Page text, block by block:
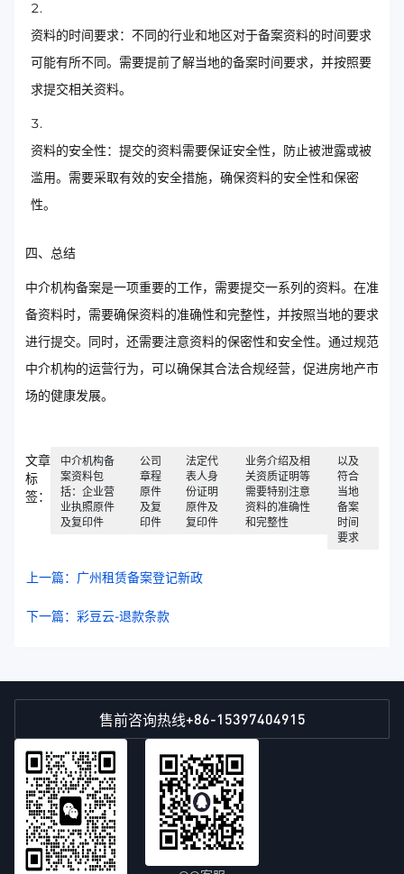
资料的时间要求：不同的行业和地区对于备案资料的时间要求
可能有所不同。需要提前了解当地的备案时间要求，并按照要
求提交相关资料。
资料的安全性：提交的资料需要保证安全性，防止被泄露或被
滥用。需要采取有效的安全措施，确保资料的安全性和保密
性。
四、总结
中介机构备案是一项重要的工作，需要提交一系列的资料。在准
备资料时，需要确保资料的准确性和完整性，并按照当地的要求
进行提交。同时，还需要注意资料的保密性和安全性。通过规范
中介机构的运营行为，可以确保其合法合规经营，促进房地产市
场的健康发展。
文章
标
签：
中介机构备
案资料包
括：企业营
业执照原件
及复印件
公司
章程
原件
及复
印件
法定代
表人身
份证明
原件及
复印件
业务介绍及相
关资质证明等
需要特别注意
资料的准确性
和完整性
以及
符合
当地
备案
时间
要求
上一篇：广州租赁备案登记新政
下一篇：彩豆云-退款条款
售前咨询热线+86-15397404915